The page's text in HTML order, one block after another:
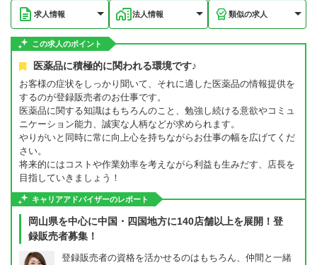
求人情報 法人情報 類似の求人
この求人のポイント
医薬品に積極的に関われる環境です♪
お客様の症状をしっかり聞いて、それに適した医薬品の情報提供を
するのが登録販売者のお仕事です。
医薬品に関する知識はもちろんのこと、勉強し続ける意欲やコミュ
ニケーション能力、誠実な人柄などが求められます。
やりがいと同時に常に向上心を持ちながらお仕事の幅を広げてくだ
さい。
将来的にはコストや作業効率を考えながら利益も生みだす、店長を
目指していきましょう！
キャリアアドバイザーのレポート
岡山県を中心に中国・四国地方に140店舗以上を展開！登
録販売者募集！
登録販売者の資格を活かせるのはもちろん、仲間と一緒